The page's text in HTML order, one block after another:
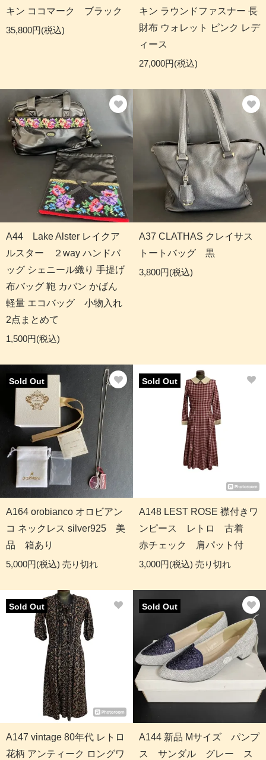
キン ココマーク ブラック
35,800円(税込)
キン ラウンドファスナー 長
財布 ウォレット ピンク レデ
ィース
27,000円(税込)
A44 Lake Alster レイクア
ルスター ２way ハンドバ
ッグ シェニール織り 手提げ
布バッグ 鞄 カバン かばん
軽量 エコバッグ 小物入れ
2点まとめて
1,500円(税込)
A37 CLATHAS クレイサス
トートバッグ 黒
3,800円(税込)
Sold Out
A164 orobianco オロビアン
コ ネックレス silver925 美
品 箱あり
5,000円(税込) 売り切れ
Sold Out
A148 LEST ROSE 襟付きワ
ンピース レトロ 古着
赤チェック 肩パット付
3,000円(税込) 売り切れ
Sold Out
A147 vintage 80年代 レトロ
花柄 アンティーク ロングワ
Sold Out
A144 新品 Mサイズ パンプ
ス サンダル グレー ス